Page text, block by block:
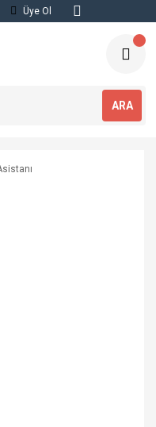
Üye Ol
ARA